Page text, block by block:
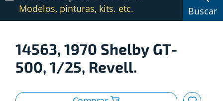
14563, 1970 Shelby GT-
500, 1/25, Revell.
Modelos, pinturas, kits. etc. Buscar